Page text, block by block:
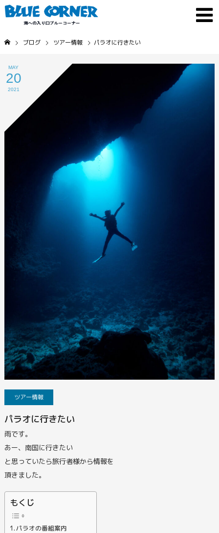
ブログ ツアー情報 パラオに行きたい
MAY
20
2021
ツアー情報
パラオに行きたい
雨です。
あー、南国に行きたい
と思っていたら旅行者様から情報を
頂きました。
もくじ
パラオの番組案内